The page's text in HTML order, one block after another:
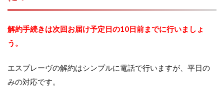
解約手続きは次回お届け予定日の10日前までに行いましょ
う。
エスプレーヴの解約はシンプルに電話で行いますが、平日の
みの対応です。